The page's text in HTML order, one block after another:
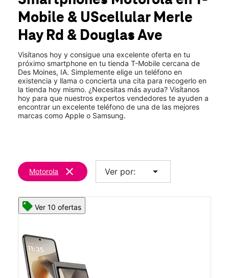
Sáb.: 10:00 a.m. a 7:00 p.m.
Dom.: 12:00 p.m. a 5:00 p.m.
3801 Merle Hay Rd Des Moines, IA 50310
Mobile & UScellular Merle
Hay Rd & Douglas Ave
Visítanos hoy y consigue una excelente oferta en tu
próximo smartphone en tu tienda T-Mobile cercana de
Des Moines, IA. Simplemente elige un teléfono en
existencia y llama o concierta una cita para recogerlo en
la tienda hoy mismo. ¿Necesitas más ayuda? Visítanos
hoy para que nuestros expertos vendedores te ayuden a
encontrar un excelente teléfono de una de las mejores
marcas como Apple o Samsung.
Motorola clear Ver por: arrow_drop_down
Ver 10 ofertas